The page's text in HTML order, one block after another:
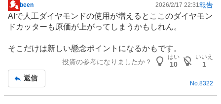
掲
示
板
事
been 2026/2/17 22:31報告
AIで人工 ダイヤモンドの使用が増えるとここのダイヤモン
ドカッターも原価が上がってしまうかもしれん。
そこだけは新しい懸念ポイントになるかもです。
投資の参考になりましたか？
はい
10
いいえ
1
返信
No. 8322